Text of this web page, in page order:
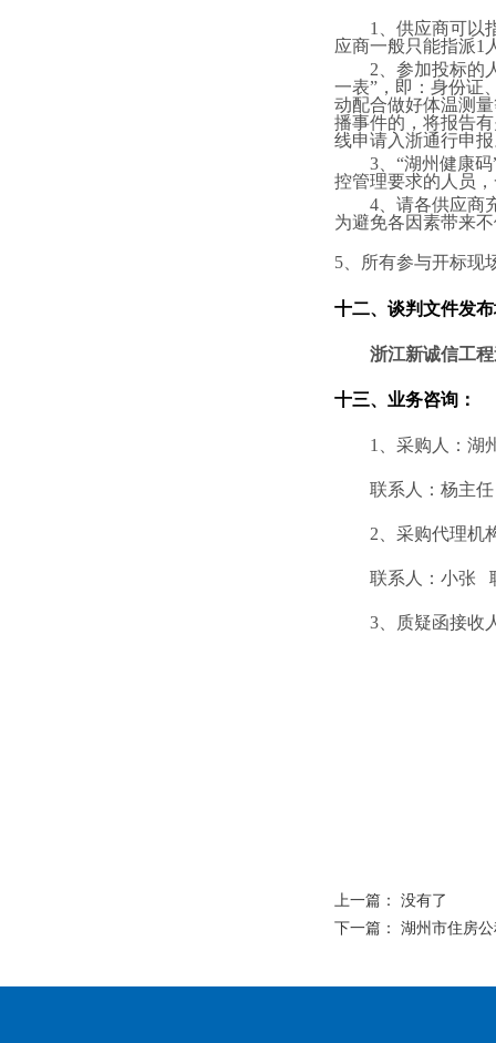
1、供应商可以
应商一般只能指派1
2、参加投标的
一表”，即：身份证
动配合做好体温测
播事件的，将报告
线申请入浙通行申
3、“湖州健康
控管理要求的人员
4、请各供应商
为避免各因素带来
5、所有参与开标现
十二、谈判文件发布
浙江新诚信工
十三、业务咨询：
1、采购人： 湖
联系人：杨主任
2、 采购代理机
联系人： 小张
3 、质疑函接收
上一篇： 没有了
下一篇： 湖州市住房